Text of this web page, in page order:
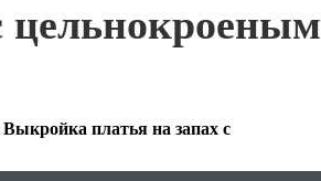
цельнокроеным
Выкройка платья на запах с